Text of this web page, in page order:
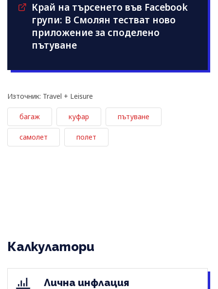
Край на търсенето във Facebook
групи: В Смолян тестват ново
приложение за споделено
пътуване
Източник: Travel + Leisure
багаж куфар пътуване
самолет полет
Калкулатори
Лична инфлация